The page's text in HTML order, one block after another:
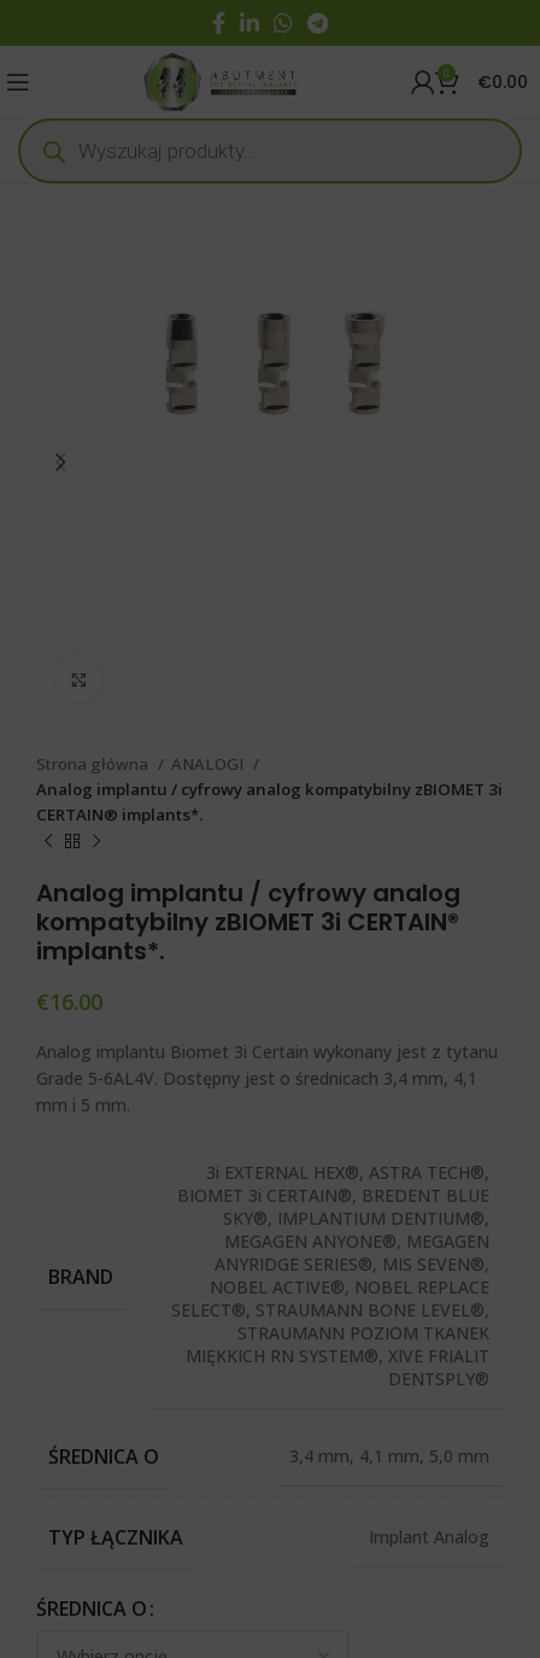
0 €0.00
Strona główna
ANALOGI
Analog implantu / cyfrowy analog kompatybilny zBIOMET 3i
CERTAIN® implants*.
Analog implantu / cyfrowy analog
kompatybilny zBIOMET 3i CERTAIN®
implants*.
€16.00
Analog implantu Biomet 3i Certain wykonany jest z tytanu
Grade 5-6AL4V. Dostępny jest o średnicach 3,4 mm, 4,1
mm i 5 mm.
BRAND
3i EXTERNAL HEX®, ASTRA TECH®,
BIOMET 3i CERTAIN®, BREDENT BLUE
SKY®, IMPLANTIUM DENTIUM®,
MEGAGEN ANYONE®, MEGAGEN
ANYRIDGE SERIES®, MIS SEVEN®,
NOBEL ACTIVE®, NOBEL REPLACE
SELECT®, STRAUMANN BONE LEVEL®,
STRAUMANN POZIOM TKANEK
MIĘKKICH RN SYSTEM®, XIVE FRIALIT
DENTSPLY®
ŚREDNICA O 3,4 mm, 4,1 mm, 5,0 mm
TYP ŁĄCZNIKA Implant Analog
ŚREDNICA O